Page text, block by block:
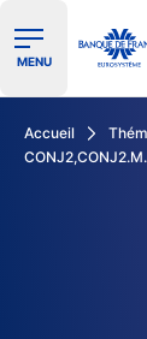
Ouvrir le
MENU
Accueil